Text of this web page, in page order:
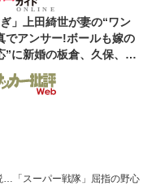
」上田綺世が妻の“ワン
でアンサー!ボールも嫁の
”に新婚の板倉、久保、長
…「スーパー戦隊」屈指の野心